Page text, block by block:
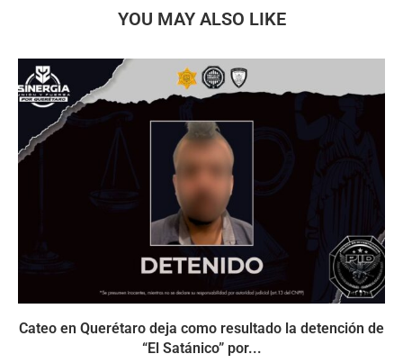
YOU MAY ALSO LIKE
Cateo en Querétaro deja como resultado la detención de
“El Satánico” por...